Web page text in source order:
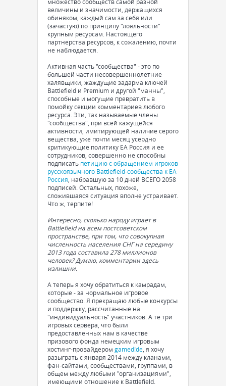
величины и значимости, держащихся
обиняком, каждый сам за себя или
(зачастую) по принципу "лояльности"
крупным ресурсам. Настоящего
партнерства ресурсов, к сожалению, почти
не наблюдается.
Активная часть "сообщества" - это по
большей части несовершеннолетние
халявщики, жаждущие задарма ключей
Battlefield и Premium и другой "манны",
способные и могущие превратить в
помойку секции комментариев любого
ресурса. Эти, так называемые члены
"сообщества", при всей кажущейся
активности, имитирующей наличие серого
вещества, уже почти месяц усердно
критикующие политику ЕА Россия и ее
сотрудников, совершенно не способны
подписать петицию с обращением игроков
русскоязычного Battlefield-сообщества к EA
Россия , набравшую за 10 дней ВСЕГО 2058
подписей. Остальных, похоже,
сложившаяся ситуация вполне устраивает.
Что ж, терпите!
Интересно, сколько народу играет в
Battlefield на всем постсоветском
пространстве, при том, что совокупная
численность населения СНГ на середину
2013 года составила 278 миллионов
человек? Думаю, комментарии здесь
излишни.
А теперь я хочу обратиться к камрадам,
которые - за нормальное игровое
сообщество. Я прекращаю любые конкурсы
и поддержку, рассчитанные на
"индивидуальность" участников. А те три
игровых сервера, что были
предоставленных нам в качестве
призового фонда немецким игровым
хостинг-провайдером gamed!de , я хочу
разыграть с января 2014 между кланами,
фан-сайтами, сообществами, группами, в
общем между любыми "организациями",
имеющими отношение к Battlefield.